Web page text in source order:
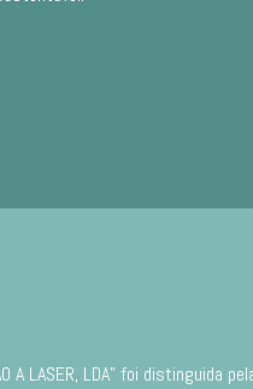
A LASER, LDA" foi distinguida